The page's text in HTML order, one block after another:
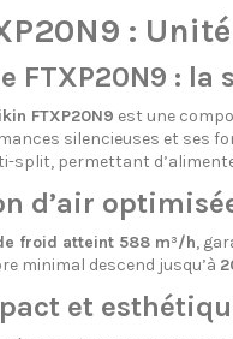
:
FTXP20N9 :
FTXP20N9 est une
silencieuses et ses
split, permettant
d’air
froid atteint 588 m³/h,
minimal descend jusqu’à
et